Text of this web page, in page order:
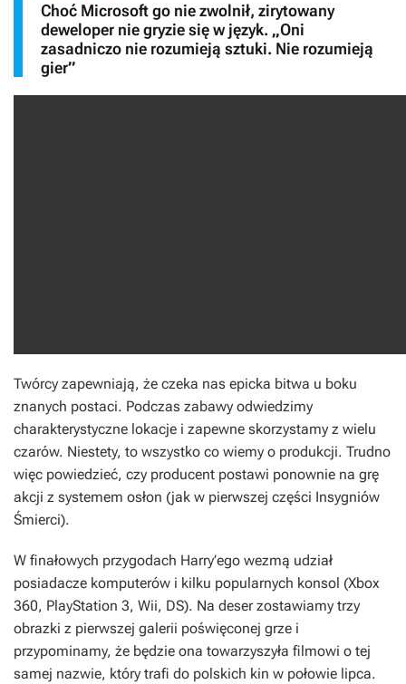
Choć Microsoft go nie zwolnił, zirytowany
deweloper nie gryzie się w język. „Oni
zasadniczo nie rozumieją sztuki. Nie rozumieją
gier”
Twórcy zapewniają, że czeka nas epicka bitwa u boku
znanych postaci. Podczas zabawy odwiedzimy
charakterystyczne lokacje i zapewne skorzystamy z wielu
czarów. Niestety, to wszystko co wiemy o produkcji. Trudno
więc powiedzieć, czy producent postawi ponownie na grę
akcji z systemem osłon (jak w pierwszej części Insygniów
Śmierci).
W finałowych przygodach Harry’ego wezmą udział
posiadacze komputerów i kilku popularnych konsol (Xbox
360, PlayStation 3, Wii, DS). Na deser zostawiamy trzy
obrazki z pierwszej galerii poświęconej grze i
przypominamy, że będzie ona towarzyszyła filmowi o tej
samej nazwie, który trafi do polskich kin w połowie lipca.